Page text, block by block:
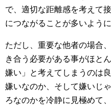
で、適切な距離感を考えて
につながることが多いように
ただし、重要な他者の場合
き合う必要がある事がほと
嫌い」と考えてしまうのは
嫌いなのか、そして嫌いじ
ろなのかを冷静に見極めて